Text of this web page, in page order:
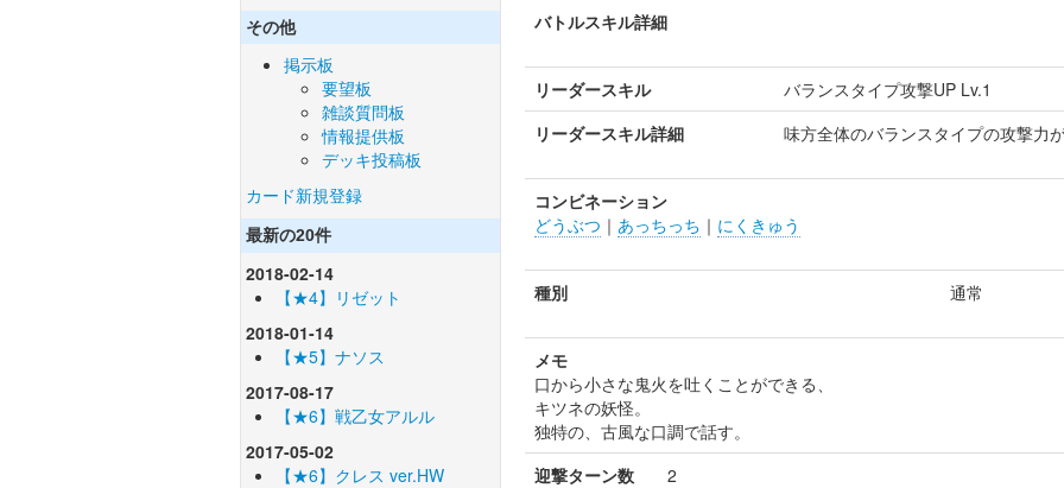
その他
掲示板
要望板
雑談質問板
情報提供板
デッキ投稿板
カード新規登録
最新の20件
2018-02-14
【★4】リゼット
2018-01-14
【★5】ナソス
2017-08-17
【★6】戦乙女アルル
2017-05-02
【★6】クレス ver.HW
バトルスキル詳細
リーダースキル
バランスタイプ攻撃UP Lv.1
リーダースキル詳細
味方全体のバランスタイプの攻撃力
コンビネーション
どうぶつ ｜ あっちっち ｜ にくきゅう
種別 通常
メモ
口から小さな鬼火を吐くことができる、
キツネの妖怪。
独特の、古風な口調で話す。
迎撃ターン数 2